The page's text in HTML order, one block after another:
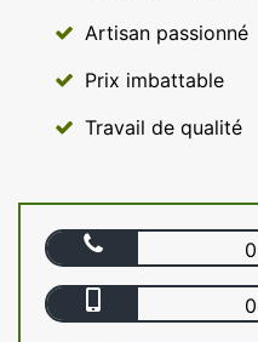
Artisan passionné
Prix imbattable
Travail de qualité